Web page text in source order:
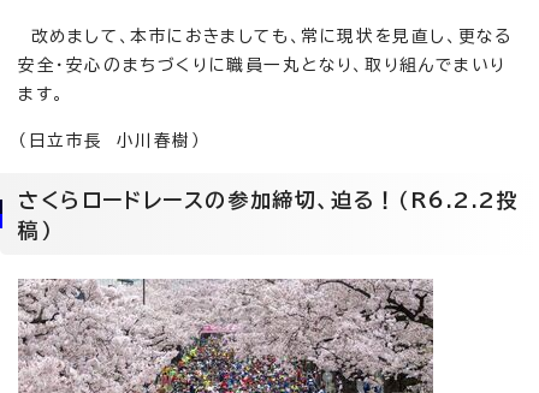
改めまして、本市におきましても、常に現状を見直し、更なる
安全・安心のまちづくりに職員一丸となり、取り組んでまいり
ます。
（日立市長 小川春樹）
さくらロードレースの参加締切、迫る！（R6.2.2投
稿）